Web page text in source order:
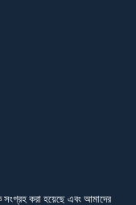
করা হয়েছে এবং আমাদের